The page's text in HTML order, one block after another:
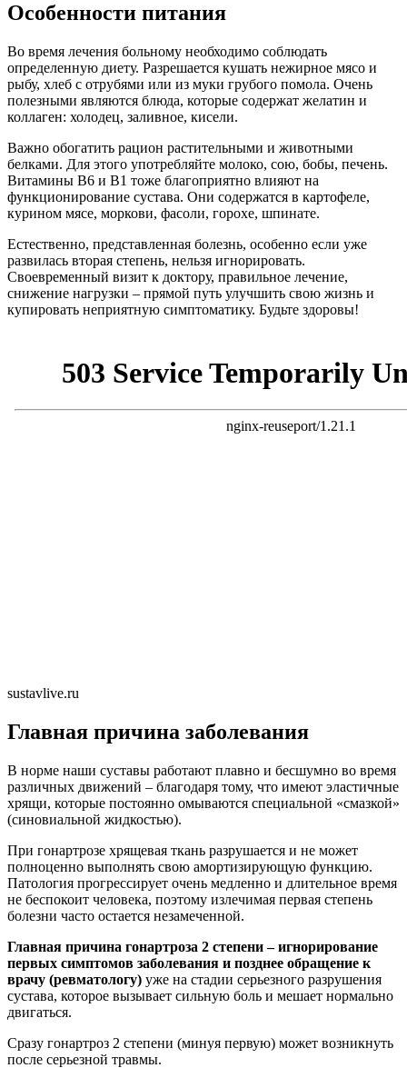
Особенности питания
Во время лечения больному необходимо соблюдать
определенную диету. Разрешается кушать нежирное мясо и
рыбу, хлеб с отрубями или из муки грубого помола. Очень
полезными являются блюда, которые содержат желатин и
коллаген: холодец, заливное, кисели.
Важно обогатить рацион растительными и животными
белками. Для этого употребляйте молоко, сою, бобы, печень.
Витамины В6 и В1 тоже благоприятно влияют на
функционирование сустава. Они содержатся в картофеле,
курином мясе, моркови, фасоли, горохе, шпинате.
Естественно, представленная болезнь, особенно если уже
развилась вторая степень, нельзя игнорировать.
Своевременный визит к доктору, правильное лечение,
снижение нагрузки – прямой путь улучшить свою жизнь и
купировать неприятную симптоматику. Будьте здоровы!
sustavlive.ru
Главная причина заболевания
В норме наши суставы работают плавно и бесшумно во время
различных движений – благодаря тому, что имеют эластичные
хрящи, которые постоянно омываются специальной «смазкой»
(синовиальной жидкостью).
При гонартрозе хрящевая ткань разрушается и не может
полноценно выполнять свою амортизирующую функцию.
Патология прогрессирует очень медленно и длительное время
не беспокоит человека, поэтому излечимая первая степень
болезни часто остается незамеченной.
Главная причина гонартроза 2 степени – игнорирование
первых симптомов заболевания и позднее обращение к
врачу (ревматологу) уже на стадии серьезного разрушения
сустава, которое вызывает сильную боль и мешает нормально
двигаться.
Сразу гонартроз 2 степени (минуя первую) может возникнуть
после серьезной травмы.